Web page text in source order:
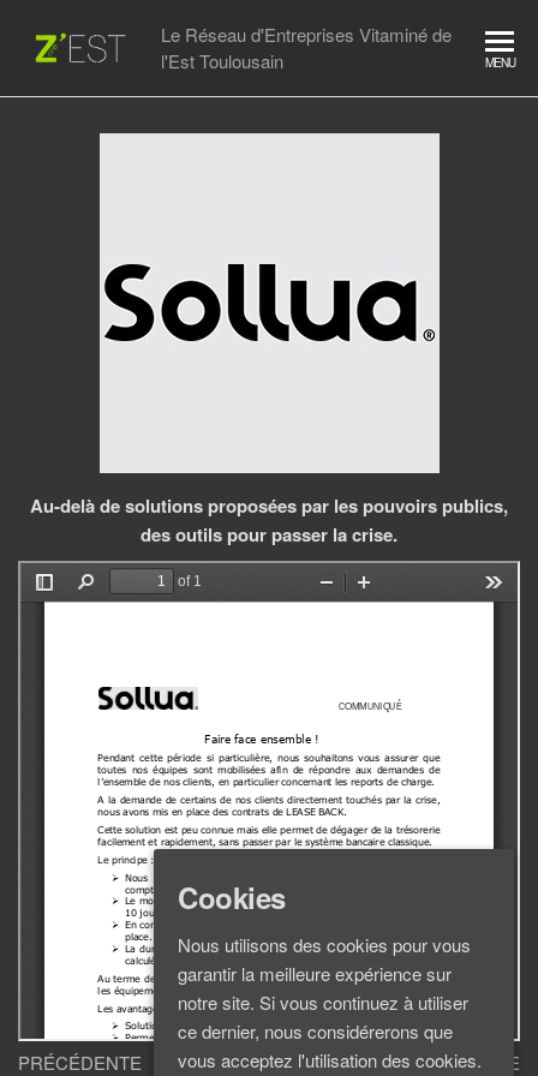
content
Le Réseau d'Entreprises Vitaminé de
l'Est Toulousain
MENU
Au-delà de solutions proposées par les pouvoirs publics,
des outils pour passer la crise.
Article
PRÉCÉDENTE SUIVANTE
Cookies
Nous utilisons des cookies pour vous
garantir la meilleure expérience sur
notre site. Si vous continuez à utiliser
ce dernier, nous considérerons que
vous acceptez l'utilisation des cookies.